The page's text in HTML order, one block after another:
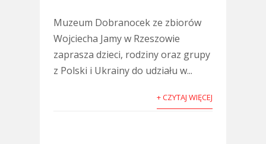
Muzeum Dobranocek ze zbiorów
Wojciecha Jamy w Rzeszowie
zaprasza dzieci, rodziny oraz grupy
z Polski i Ukrainy do udziału w...
+ CZYTAJ WIĘCEJ